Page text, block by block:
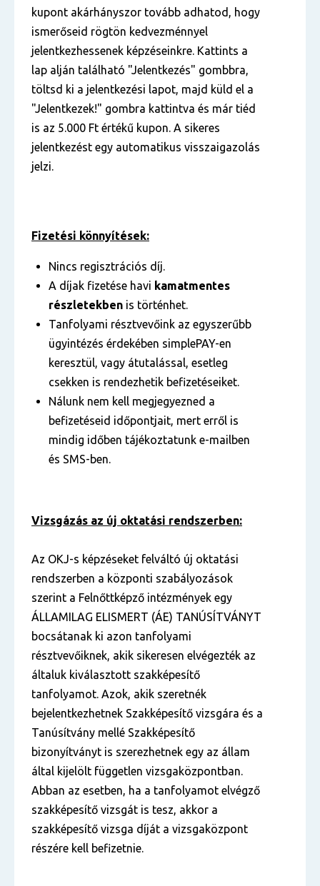
kupont akárhányszor tovább adhatod, hogy
ismerőseid rögtön kedvezménnyel
jelentkezhessenek képzéseinkre. Kattints a
lap alján található "Jelentkezés" gombbra,
töltsd ki a jelentkezési lapot, majd küld el a
"Jelentkezek!" gombra kattintva és már tiéd
is az 5.000 Ft értékű kupon. A sikeres
jelentkezést egy automatikus visszaigazolás
jelzi.
Fizetési könnyítések:
Nincs regisztrációs díj.
A díjak fizetése havi kamatmentes
részletekben is történhet.
Tanfolyami résztvevőink az egyszerűbb
ügyintézés érdekében simplePAY-en
keresztül, vagy átutalással, esetleg
csekken is rendezhetik befizetéseiket.
Nálunk nem kell megjegyezned a
befizetéseid időpontjait, mert erről is
mindig időben tájékoztatunk e-mailben
és SMS-ben.
Vizsgázás az új oktatási rendszerben:
Az OKJ-s képzéseket felváltó új oktatási
rendszerben a központi szabályozások
szerint a Felnőttképző intézmények egy
ÁLLAMILAG ELISMERT (ÁE) TANÚSÍTVÁNYT
bocsátanak ki azon tanfolyami
résztvevőiknek, akik sikeresen elvégezték az
általuk kiválasztott szakképesítő
tanfolyamot. Azok, akik szeretnék
bejelentkezhetnek Szakképesítő vizsgára és a
Tanúsítvány mellé Szakképesítő
bizonyítványt is szerezhetnek egy az állam
által kijelölt független vizsgaközpontban.
Abban az esetben, ha a tanfolyamot elvégző
szakképesítő vizsgát is tesz, akkor a
szakképesítő vizsga díját a vizsgaközpont
részére kell befizetnie.